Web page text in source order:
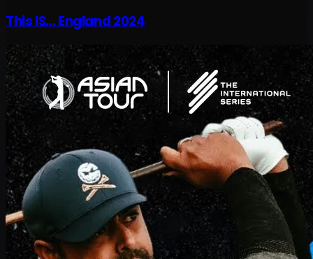
This IS... England 2024